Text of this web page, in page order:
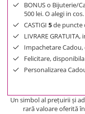
BONUS o Bijuterie/
500 lei. O alegi in cos.
CASTIGI 5de puncte
LIVRARE
Impachetare
Felicitare,
Personalizarea
Un simbol al preţuirii şi
rară valoare oferită